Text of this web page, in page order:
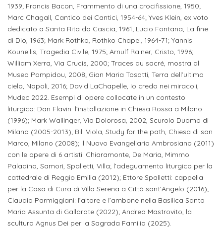
Come
Iscriversi
Gli
step
per
diventare
un
nostro
studente
ORIENTAMENTO
Sbocchi
professionali
1939; Francis Bacon, Frammento di una crocifissione, 1950;
Marc Chagall, Cantico dei Cantici, 1954-64; Yves Klein, ex voto
dedicato a Santa Rita da Cascia, 1961; Lucio Fontana, La fine
di Dio, 1963; Mark Rothko, Rothko Chapel, 1964-71; Yannis
Kounellis, Tragedia Civile, 1975; Arnulf Rainer, Cristo, 1996;
William Xerra, Via Crucis, 2000; Traces du sacré, mostra al
Museo Pompidou, 2008; Gian Maria Tosatti, Terra dell’ultimo
cielo, Napoli, 2016; David LaChapelle, Io credo nei miracoli,
Mudec 2022. Esempi di opere collocate in un contesto
liturgico: Dan Flavin: l’installazione in Chiesa Rossa a Milano
(1996); Mark Wallinger, Via Dolorosa, 2002, Scurolo Duomo di
Milano (2005-2013); Bill Viola, Study for the path, Chiesa di san
Marco, Milano (2008); Il Nuovo Evangeliario Ambrosiano (2011)
con le opere di 6 artisti: Chiaramonte, De Maria, Mimmo
Paladino, Samorì, Spalletti, Villa; l’adeguamento liturgico per la
cattedrale di Reggio Emilia (2012); Ettore Spalletti: cappella
per la Casa di Cura di Villa Serena a Città sant’Angelo (2016);
Claudio Parmiggiani: l’altare e l’ambone nella Basilica Santa
Maria Assunta di Gallarate (2022); Andrea Mastrovito, la
scultura Agnus Dei per la Sagrada Familia (2025).